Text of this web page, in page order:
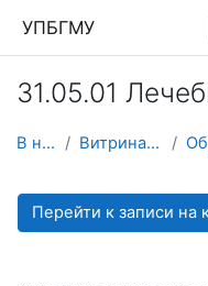
УПБГМУ
31.05.01
В начало Витрина курсов 3KL
Перейти к записи на